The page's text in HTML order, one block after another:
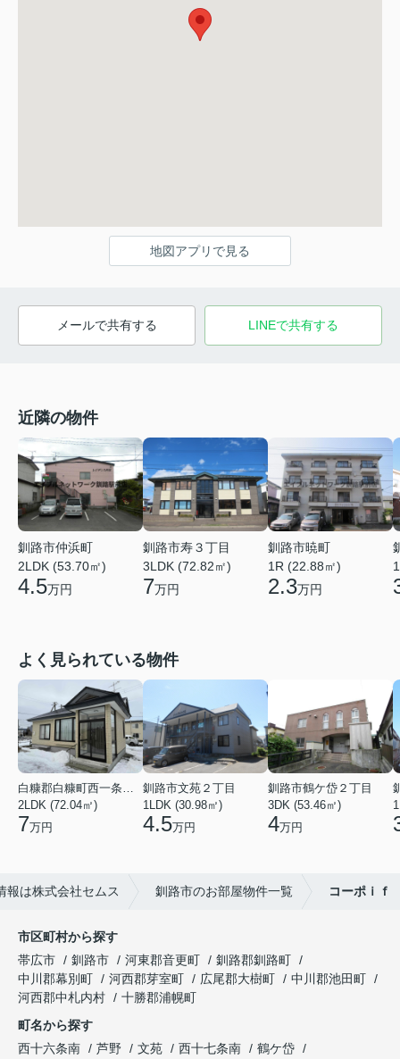
地図アプリで見る
メールで共有する LINEで共有する
近隣の物件
釧路市仲浜町
2LDK (53.70㎡)
4.5万円
釧路市寿３丁目
3LDK (72.82㎡)
7万円
釧路市暁町
1R (22.88㎡)
2.3万円
よく見られている物件
白糠郡白糠町西一条南４丁目
2LDK (72.04㎡)
7万円
釧路市文苑２丁目
1LDK (30.98㎡)
4.5万円
釧路市鶴ケ岱２丁目
3DK (53.46㎡)
4万円
報は株式会社セムス 釧路市のお部屋物件一覧 コーポｉｆ
市区町村から探す
帯広市
釧路市 河東郡音更町
釧路郡釧路町
中川郡幕別町
河西郡芽室町 広尾郡大樹町
中川郡池田町
河西郡中札内村
十勝郡浦幌町
町名から探す
西十六条南
芦野 文苑 西十七条南
鶴ケ岱